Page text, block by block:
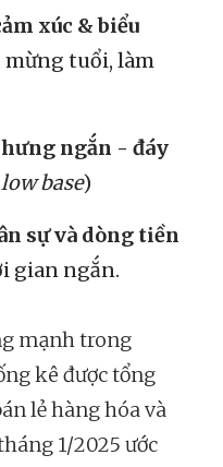
xúc & biểu
mừng tuổi, làm
ngắn - đáy
base)
sự và dòng tiền
gian ngắn.
mạnh trong
kê được tổng
lẻ hàng hóa và
1/2025 ước